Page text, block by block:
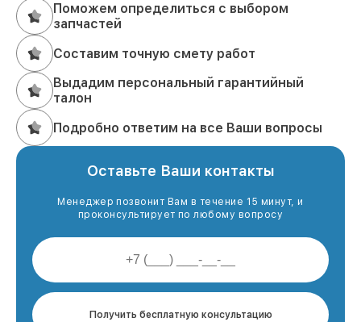
Поможем определиться с выбором
запчастей
Составим точную смету работ
Выдадим персональный гарантийный
талон
Подробно ответим на все Ваши вопросы
Оставьте Ваши контакты
Менеджер позвонит Вам в течение 15 минут, и
проконсультирует по любому вопросу
Получить бесплатную консультацию